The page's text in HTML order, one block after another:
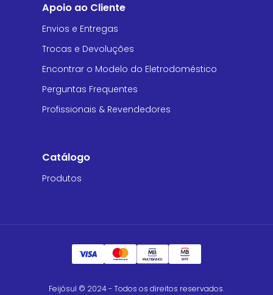
Apoio ao Cliente
Envios e Entregas
Trocas e Devoluções
Encontrar o Modelo do Eletrodoméstico
Perguntas Frequentes
Profissionais & Revendedores
Catálogo
Produtos
Feijósul © 2024 - Todos os direitos reservados.